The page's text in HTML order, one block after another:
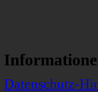
Datenschutz-